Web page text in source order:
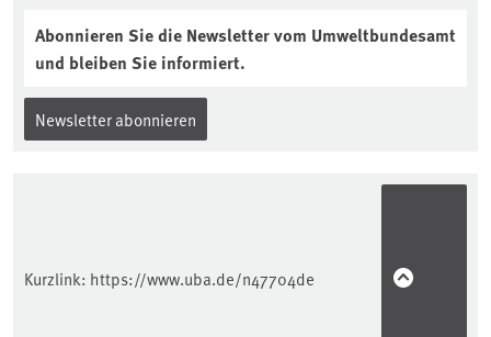
Abonnieren Sie die Newsletter vom Umweltbundesamt
und bleiben Sie informiert.
Newsletter abonnieren
Kurzlink: https://www.uba.de/n47704de